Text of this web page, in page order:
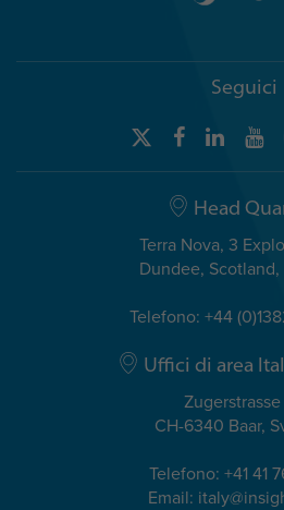
Seguici
Head
Terra Nova, 3
Dundee, Scotland,
Telefono: +44
Uffici di area
CH-6340 Baar,
Telefono: +41 41
Email: